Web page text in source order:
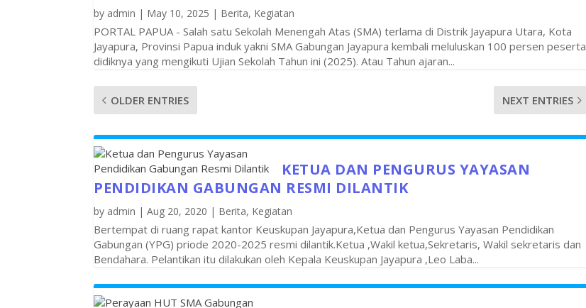
by admin | May 10, 2025 | Berita, Kegiatan
PORTAL PAPUA - Salah satu Sekolah Menengah Atas (SMA) terlama di Distrik Jayapura Utara, Kota
Jayapura, Provinsi Papua induk yakni SMA Gabungan Jayapura kembali meluluskan 100 persen peserta
didiknya yang mengikuti Ujian Sekolah Tahun ini (2025). Atau Tahun ajaran...
OLDER ENTRIES NEXT ENTRIES
KETUA DAN PENGURUS YAYASAN
PENDIDIKAN GABUNGAN RESMI DILANTIK
by admin | Aug 20, 2020 | Berita, Kegiatan
Bertempat di ruang rapat kantor Keuskupan Jayapura,Ketua dan Pengurus Yayasan Pendidikan
Gabungan (YPG) priode 2020-2025 resmi dilantik.Ketua ,Wakil ketua,Sekretaris, Wakil sekretaris dan
Bendahara. Pelantikan itu dilakukan oleh Kepala Keuskupan Jayapura ,Leo Laba...